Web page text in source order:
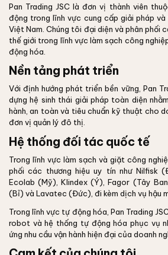
Pan Trading JSC là đơn vị thành viên
động trong lĩnh vực cung cấp giải pháp
Việt Nam. Chúng tôi đại diện và phân phối
thế giới trong lĩnh vực làm sạch công
động hóa.
Nền tảng phát triển
Với định hướng phát triển bền vững, Pan
dựng hệ sinh thái giải pháp toàn diện
hành, an toàn và tiêu chuẩn kỹ thuật cho
đơn vị quản lý đô thị.
Hệ thống đối tác quốc tế
Trong lĩnh vực làm sạch và giặt công
phối các thương hiệu uy tín như Nilfisk
Ecolab (Mỹ), Klindex (Ý), Fagor (Tây
(Bỉ) và Lavatec (Đức), đi kèm dịch vụ hậu
Trong lĩnh vực tự động hóa, Pan Trading
robot và hệ thống tự động hóa phục vụ
ứng nhu cầu vận hành hiện đại của doanh